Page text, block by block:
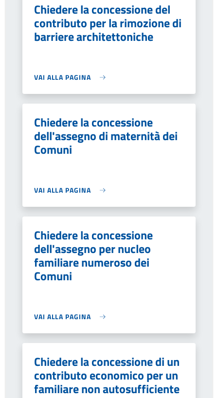
Chiedere la concessione del
contributo per la rimozione di
barriere architettoniche
VAI ALLA PAGINA
Chiedere la concessione
dell'assegno di maternità dei
Comuni
VAI ALLA PAGINA
Chiedere la concessione
dell'assegno per nucleo
familiare numeroso dei
Comuni
VAI ALLA PAGINA
Chiedere la concessione di un
contributo economico per un
familiare non autosufficiente